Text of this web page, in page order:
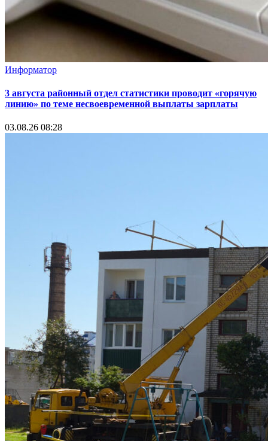
Информатор
3 августа районный отдел статистики проводит «горячую
линию» по теме несвоевременной выплаты зарплаты
03.08.26 08:28